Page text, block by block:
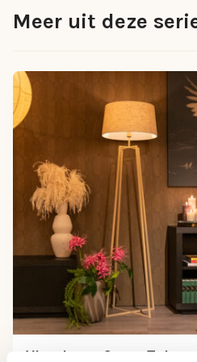
Woonkamerlampen
Meer uit deze
Vloerlamp Cross Tubes